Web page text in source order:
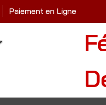
Paiement en Ligne